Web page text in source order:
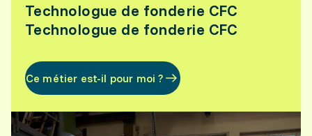
Technologue de fonderie CFC
Technologue de fonderie CFC
Ce métier est-il pour moi ?